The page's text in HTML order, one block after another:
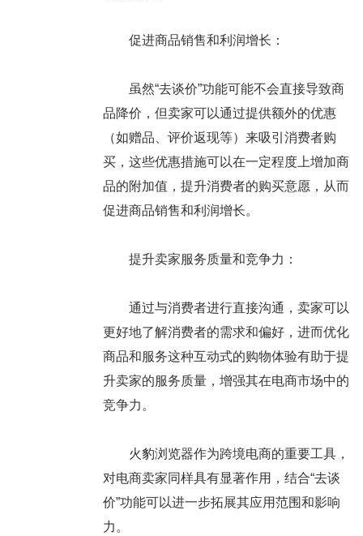
促进商品销售和利润增长：
虽然“去谈价”功能可能不会直接导致商
品降价，但卖家可以通过提供额外的优惠
（如赠品、评价返现等）来吸引消费者购
买，这些优惠措施可以在一定程度上增加商
品的附加值，提升消费者的购买意愿，从而
促进商品销售和利润增长。
提升卖家服务质量和竞争力：
通过与消费者进行直接沟通，卖家可以
更好地了解消费者的需求和偏好，进而优化
商品和服务这种互动式的购物体验有助于提
升卖家的服务质量，增强其在电商市场中的
竞争力。
火豹浏览器作为跨境电商的重要工具，
对电商卖家同样具有显著作用，结合“去谈
价”功能可以进一步拓展其应用范围和影响
力。